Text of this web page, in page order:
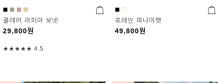
클레어 라피아 보넷
29,800원
★★★★★ 4.5
로레인 파나마햇
49,800원